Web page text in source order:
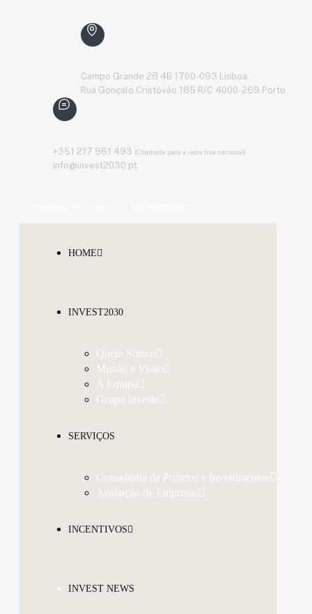
Campo Grande 28 4B 1700-093 Lisboa
Rua Gonçalo Cristóvão,185 R/C 4000-269 Porto
+351 217 961 493 (Chamada para a rede fixa nacional)
info@invest2030.pt
HOME
INVEST2030
Quem Somos
Missão e Visão
A Equipa
Grupo Investe
SERVIÇOS
Consultoria de Projetos e Investimentos
Avaliação de Empresas
INCENTIVOS
INVEST NEWS